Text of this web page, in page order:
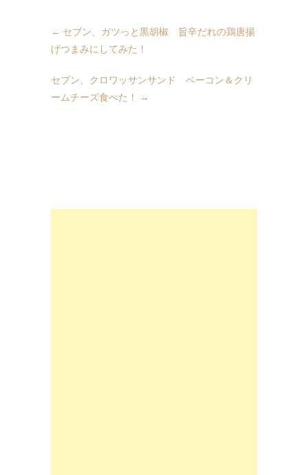
← セブン、ガツっと黒胡椒 旨辛だれの鶏唐揚
げつまみにしてみた！
セブン、クロワッサンサンド ベーコン＆クリ
ームチーズ食べた！
→